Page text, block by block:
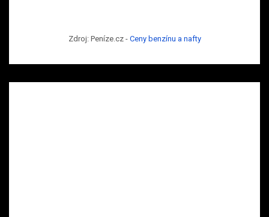
Zdroj: Peníze.cz - Ceny benzínu a nafty